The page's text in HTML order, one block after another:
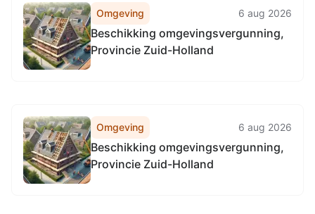
Omgeving 6 aug 2026
Beschikking omgevingsvergunning,
Provincie Zuid-Holland
Omgeving 6 aug 2026
Beschikking omgevingsvergunning,
Provincie Zuid-Holland